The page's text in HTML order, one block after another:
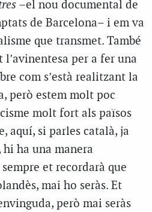
–el nou documental de
de Barcelona– i em va
que transmet. També
per a fer una
com s’està realitzant la
però estem molt poc
molt fort als països
aquí, si parles català, ja
ha una manera
et recordarà que
mai ho seràs. Et
però mai seràs